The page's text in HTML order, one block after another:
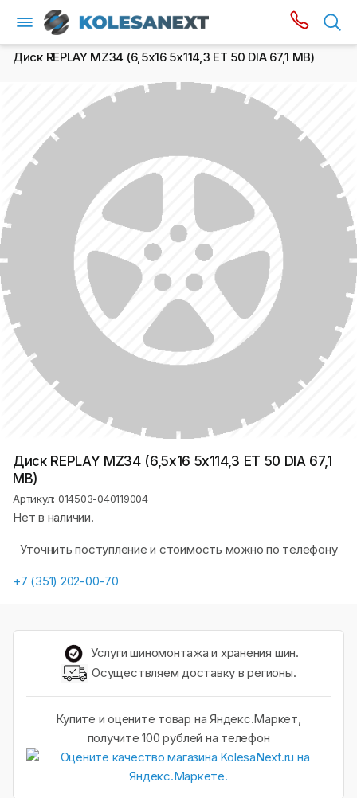
Диск REPLAY MZ34 (6,5х16 5x114,3 ET 50 DIA 67,1 MB)
Диск REPLAY MZ34 (6,5х16 5x114,3 ET 50 DIA 67,1
MB)
Артикул: 014503-040119004
Нет в наличии.
Уточнить поступление и стоимость можно по телефону
+7 (351) 202-00-70
Услуги шиномонтажа и хранения шин.
Осуществляем доставку в регионы.
Купите и оцените товар на Яндекс.Маркет,
получите 100 рублей на телефон